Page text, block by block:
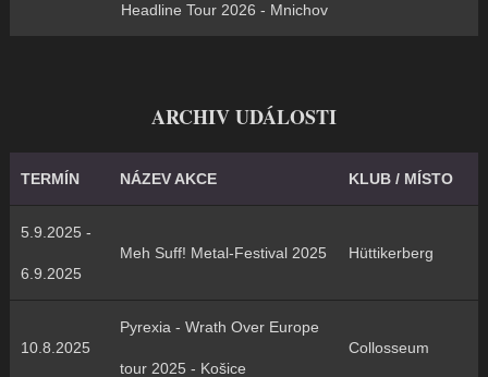
Headline Tour 2026 - Mnichov
ARCHIV UDÁLOSTI
TERMÍN NÁZEV AKCE KLUB / MÍSTO
5.9.2025 -
6.9.2025
Meh Suff! Metal-Festival 2025 Hüttikerberg
10.8.2025
Pyrexia - Wrath Over Europe
tour 2025 - Košice
Collosseum